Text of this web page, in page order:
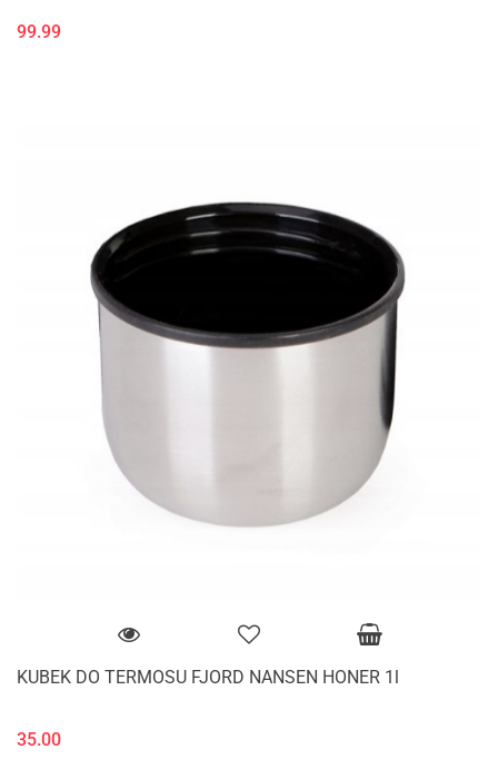
99.99
KUBEK DO TERMOSU FJORD NANSEN HONER 1l
35.00